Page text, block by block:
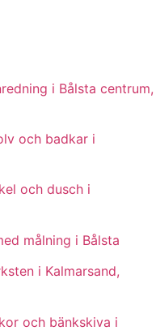
i Bålsta centrum,
och badkar i
och dusch i
målning i Bålsta
i Kalmarsand,
och bänkskiva i